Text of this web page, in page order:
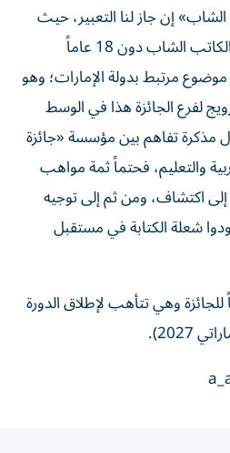
إن جاز لنا التعبير، حيث
فرع المقال الذي يستهدف الكاتب الشاب دون 18 عاماً
مرتبط بدولة الإمارات؛ وهو
لفرع الجائزة هذا في الوسط
مذكرة تفاهم بين مؤسسة «جائزة
والتعليم، فحتماً ثمة مواهب
إلى اكتشاف، ومن ثم إلى توجيه
شعلة الكتابة في مستقبل
وهي تتأهب لإطلاق الدورة
2027).